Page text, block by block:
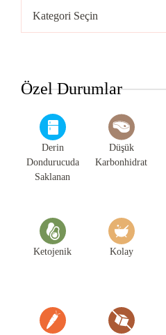
Kategorileri
Özel Durumlar
Derin
Dondurucuda
Saklanan
Düşük
Karbonhidrat
Ketojenik Kolay